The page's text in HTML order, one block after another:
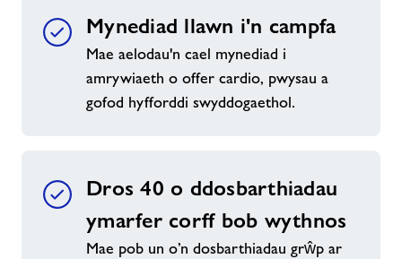
Mynediad llawn i'n campfa
Mae aelodau'n cael mynediad i
amrywiaeth o offer cardio, pwysau a
gofod hyfforddi swyddogaethol.
Dros 40 o ddosbarthiadau
ymarfer corff bob wythnos
Mae pob un o’n dosbarthiadau grŵp ar